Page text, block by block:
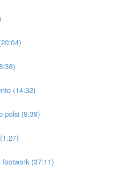
(14:32)
polsi (9:39)
(37:11)